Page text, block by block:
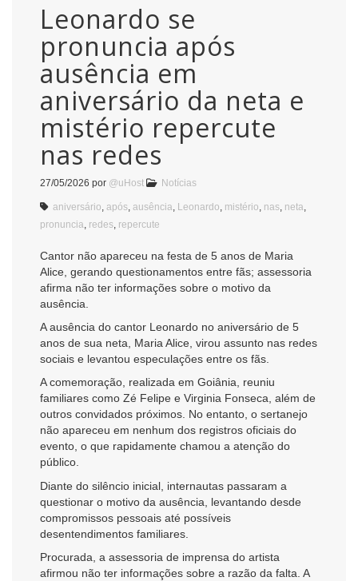
Leonardo se
pronuncia após
ausência em
aniversário da neta e
mistério repercute
nas redes
27/05/2026 por @uHost Notícias
aniversário após ausência Leonardo mistério nas neta
pronuncia redes repercute
Cantor não apareceu na festa de 5 anos de Maria
Alice, gerando questionamentos entre fãs; assessoria
afirma não ter informações sobre o motivo da
ausência.
A ausência do cantor Leonardo no aniversário de 5
anos de sua neta, Maria Alice, virou assunto nas redes
sociais e levantou especulações entre os fãs.
A comemoração, realizada em Goiânia, reuniu
familiares como Zé Felipe e Virginia Fonseca, além de
outros convidados próximos. No entanto, o sertanejo
não apareceu em nenhum dos registros oficiais do
evento, o que rapidamente chamou a atenção do
público.
Diante do silêncio inicial, internautas passaram a
questionar o motivo da ausência, levantando desde
compromissos pessoais até possíveis
desentendimentos familiares.
Procurada, a assessoria de imprensa do artista
afirmou não ter informações sobre a razão da falta. A